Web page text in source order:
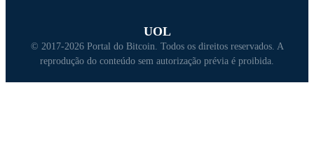
UOL
© 2017-2026 Portal do Bitcoin. Todos os direitos reservados. A
reprodução do conteúdo sem autorização prévia é proibida.